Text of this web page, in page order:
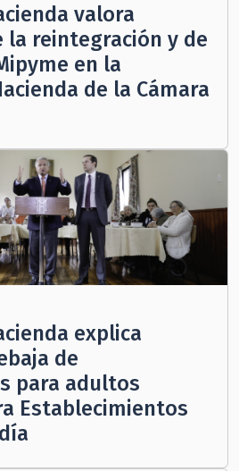
valora
la reintegración y de
en la
de la Cámara
explica
de
para adultos
Establecimientos